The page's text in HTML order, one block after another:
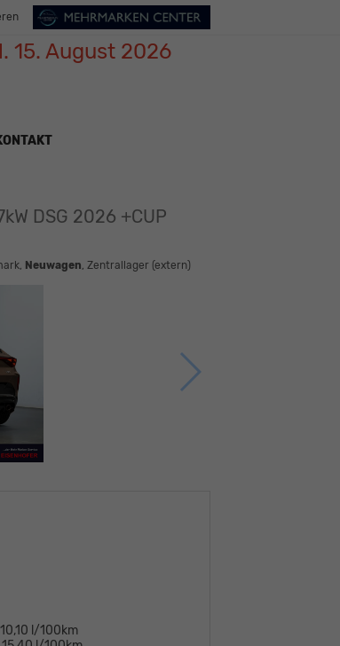
15. August 2026
DSG 2026 +CUP
Neuwagen, Zentrallager (extern)
10,10 l/100km